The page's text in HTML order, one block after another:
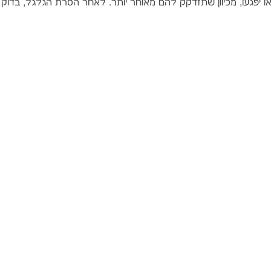
או יפגעו, מכיוון שתזדקק להם מאוחר יותר. לאחר הסרת הגלגל,